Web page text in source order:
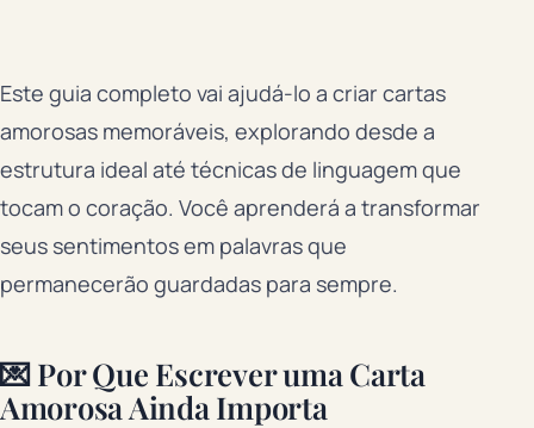
Este guia completo vai ajudá-lo a criar cartas
amorosas memoráveis, explorando desde a
estrutura ideal até técnicas de linguagem que
tocam o coração. Você aprenderá a transformar
seus sentimentos em palavras que
permanecerão guardadas para sempre.
💌 Por Que Escrever uma Carta
Amorosa Ainda Importa